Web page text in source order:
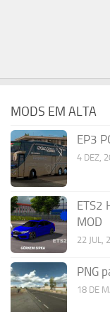
MODS EM ALTA
EP3
4 DEZ,
ETS2
MOD
22 JUL,
PNG
18 DE